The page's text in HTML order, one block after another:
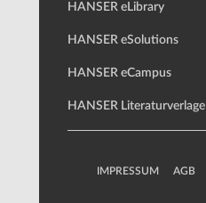
HANSER eLibrary
HANSER eSolutions
HANSER eCampus
HANSER Literaturverlage
IMPRESSUM AGB